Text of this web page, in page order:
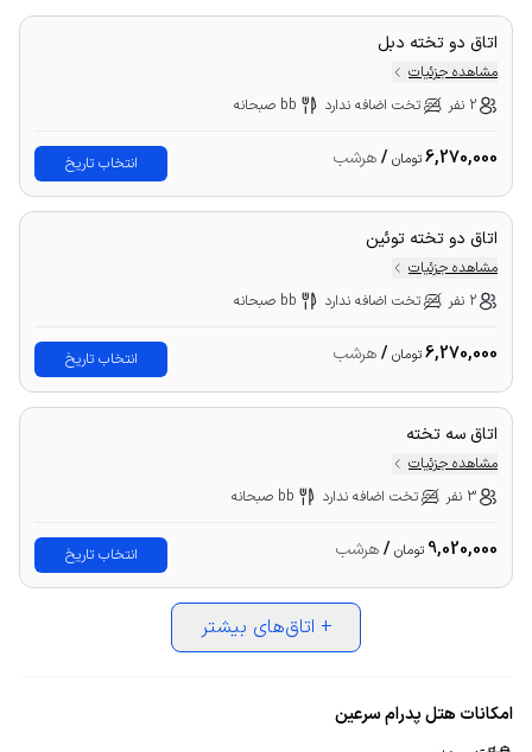
اتاق دو تخته دبل
مشاهده جزئیات
2 نفر
تخت اضافه ندارد bb صبحانه
6,270,000تومان /هرشب انتخاب تاریخ
اتاق دو تخته توئین
مشاهده جزئیات
2 نفر
تخت اضافه ندارد bb صبحانه
6,270,000تومان /هرشب انتخاب تاریخ
اتاق سه تخته
مشاهده جزئیات
3 نفر
تخت اضافه ندارد bb صبحانه
9,020,000 تومان /هرشب انتخاب تاریخ
+ اتاق‌های بیشتر
امکانات هتل پدرام سرعین